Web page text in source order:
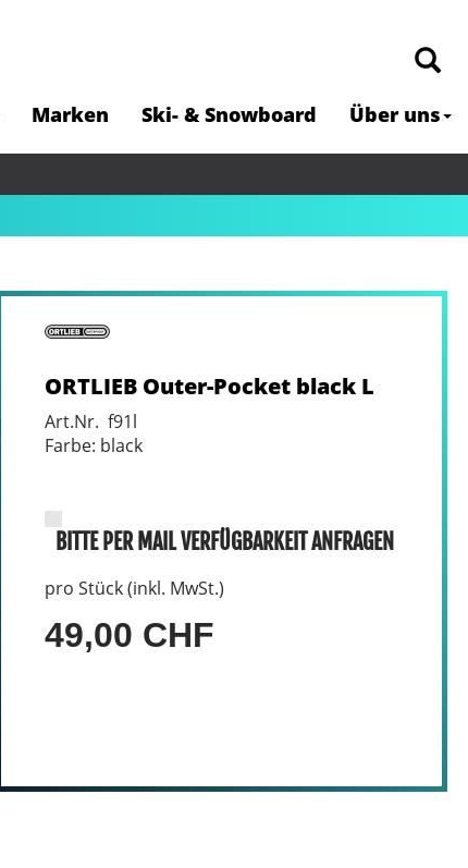
Marken Ski- & Snowboard Über uns
ORTLIEB Outer-Pocket black L
Art.Nr. f91l
Farbe: black
BITTE PER MAIL VERFÜGBARKEIT ANFRAGEN
pro Stück (inkl. MwSt.)
49,00 CHF